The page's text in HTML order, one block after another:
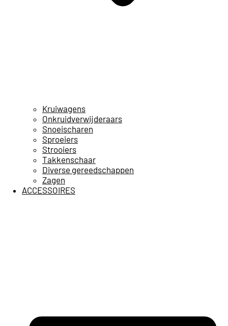
Kruiwagens
Onkruidverwijderaars
Snoeischaren
Sproeiers
Strooiers
Takkenschaar
Diverse gereedschappen
Zagen
ACCESSOIRES